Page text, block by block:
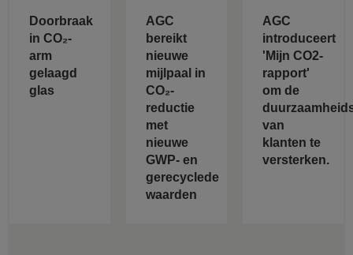
Doorbraak
in CO₂-
arm
gelaagd
glas
AGC
bereikt
nieuwe
mijlpaal in
CO₂-
reductie
met
nieuwe
GWP- en
gerecyclede
waarden
AGC
introduceert
'Mijn CO2-
rapport'
om de
van
klanten te
versterken.